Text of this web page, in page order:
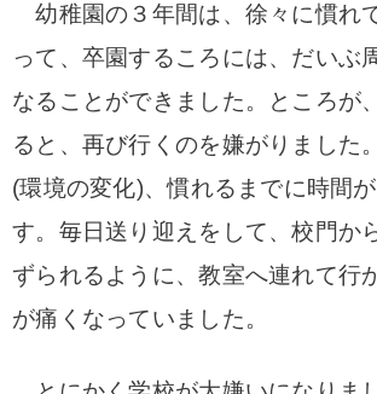
幼稚園の３年間は、徐々に慣れ
って、 卒園するころには、だいぶ
なることができました。
ところが
ると、再び行くのを嫌がりました。
(環境の変化)、慣れるまでに時間
す。 毎日送り迎えをして、校門か
ずられるように、教室へ連れて行
が痛くなっていました。